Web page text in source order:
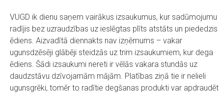
VUGD ik dienu saņem vairākus izsaukumus, kur sadūmojumu
radījis bez uzraudzības uz ieslēgtas plīts atstāts un piededzis
ēdiens. Aizvadītā diennakts nav izņēmums – vakar
ugunsdzēsēji glābēji steidzās uz trim izsaukumiem, kur dega
ēdiens. Šādi izsaukumi nereti ir vēlās vakara stundās uz
daudzstāvu dzīvojamām mājām. Platības ziņā tie ir nelieli
ugunsgrēki, tomēr to radītie degšanas produkti var apdraudēt